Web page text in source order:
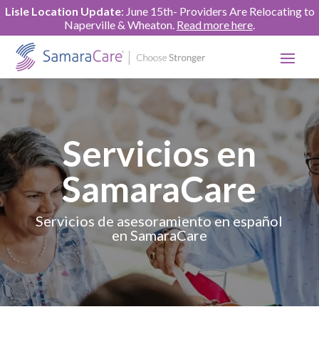
Lisle Location Update: June 15th- Providers Are Relocating to
Naperville & Wheaton. Read more here.
Servicios en
SamaraCare
Servicios de asesoramiento en español
en SamaraCare